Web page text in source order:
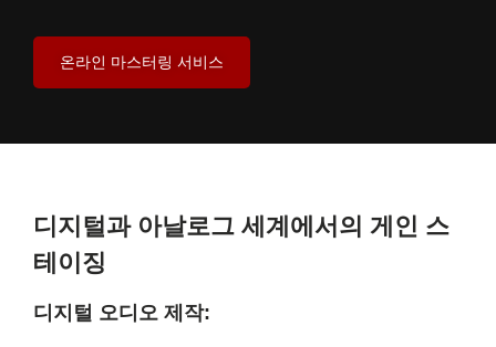
온라인 마스터링 서비스
디지털과 아날로그 세계에서의 게인 스
테이징
디지털 오디오 제작: